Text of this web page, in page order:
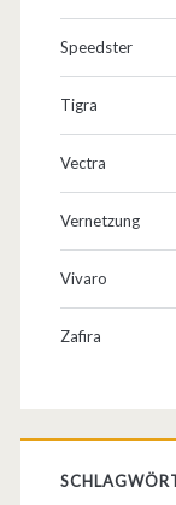
Speedster
Tigra
Vectra
Vernetzung
Vivaro
Zafira